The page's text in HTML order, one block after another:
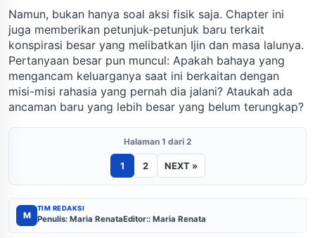
Namun, bukan hanya soal aksi fisik saja. Chapter ini
juga memberikan petunjuk-petunjuk baru terkait
konspirasi besar yang melibatkan Ijin dan masa lalunya.
Pertanyaan besar pun muncul: Apakah bahaya yang
mengancam keluarganya saat ini berkaitan dengan
misi-misi rahasia yang pernah dia jalani? Ataukah ada
ancaman baru yang lebih besar yang belum terungkap?
Halaman 1 dari 2
1 2 NEXT »
M
TIM REDAKSI
Penulis: Maria RenataEditor:: Maria Renata